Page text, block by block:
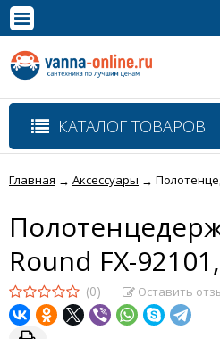
Полная версия сайта
КАТАЛОГ ТОВАРОВ
Главная → Аксессуары →
Round FX-
(0) Оставить